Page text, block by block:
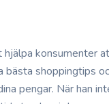
konsumenter
shoppingtips
pengar. När han